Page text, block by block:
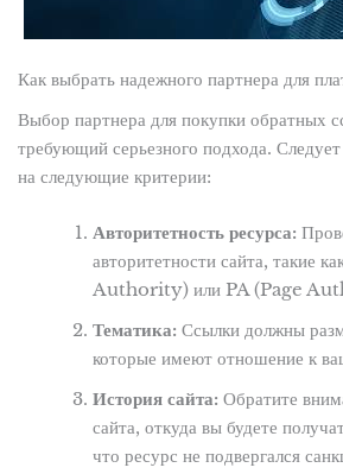
Как выбрать надежного партнера для
Выбор партнера для покупки обратных
требующий серьезного подхода.
на следующие критерии:
Авторитетность ресурса:
авторитетности сайта, такие
Authority) или PA (Page
Тематика: Ссылки должны
которые имеют отношение к
История сайта: Обратите
сайта, откуда вы будете
что ресурс не подвергался